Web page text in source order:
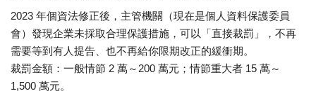
2023 年個資法修正後，主管機關（現在是個人資料保護委員
會）發現企業未採取合理保護措施，可以「直接裁罰」，不再
需要等到有人提告、也不再給你限期改正的緩衝期。
裁罰金額：一般情節 2 萬～200 萬元；情節重大者 15 萬～
1,500 萬元。